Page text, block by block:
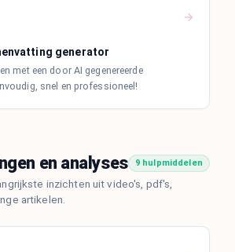
generator
met een door AI gegenereerde
snel en professioneel!
en analyses 9 hulpmiddelen
inzichten uit video's, pdf's,
artikelen.